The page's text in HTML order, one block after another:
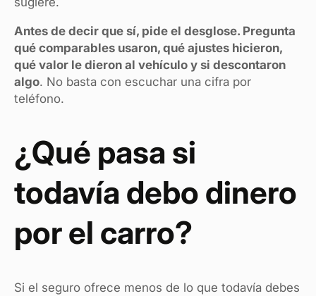
Antes de decir que sí, pide el desglose. Pregunta
qué comparables usaron, qué ajustes hicieron,
qué valor le dieron al vehículo y si descontaron
algo. No basta con escuchar una cifra por
teléfono.
¿Qué pasa si
todavía debo dinero
por el carro?
Si el seguro ofrece menos de lo que todavía debes